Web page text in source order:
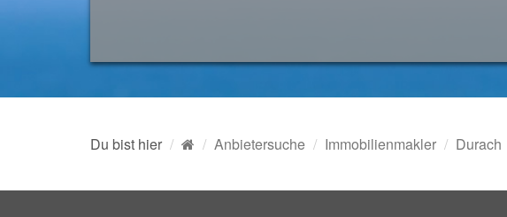
Du bist hier Anbietersuche Immobilienmakler Durach